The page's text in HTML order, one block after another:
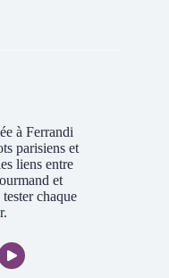
à Ferrandi
parisiens et
liens entre
et
chaque